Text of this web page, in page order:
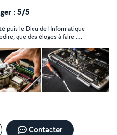
Dépannage /
/ Software / Formatage /
de données /
En tant qu'auteur -
de la SACEM), je
de piano et de danses
et bachata).
: 5/5
puis le Dieu de l'Informatique
dépannage à effectuer. Je
Contacter